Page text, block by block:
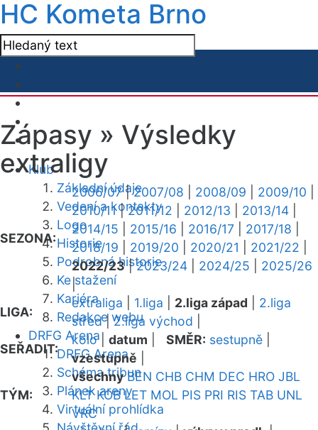
HC Kometa Brno
Klub
Základní údaje
Vedení a kontakty
Logo
Historie
Podrobná historie
Ke stažení
Kariéra
Redakce webu
DRFG Arena
DRFG Arena
Schéma tribun
Plánek areny
Virtuální prohlídka
Zápasy » Výsledky
extraligy
SEZONA:
2006/07|2007/08 2008/09 2009/10
2010/11|2011/12 2012/13 2013/14
2014/15
2015/16 2016/17 2017/18
2018/19
2019/20 2020/21 2021/22
2022/23|2023/24 2024/25
2025/26
|
LIGA:
extraliga 1.liga 2.liga západ
2.liga
střed|2.liga východ
SEŘADIT:
kolo| datum SMĚR: sestupně
vzestupně
TÝM:
všechny BEN CHB CHM DEC HRO JBL
KLT KOB LET MOL PIS PRI RIS TAB UNL
VRC